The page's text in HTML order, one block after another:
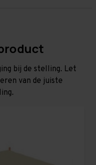
bij de stelling. Let
van de juiste